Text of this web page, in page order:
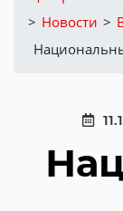
> Новости >